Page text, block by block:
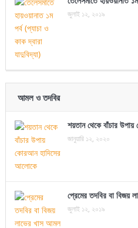
জুলাই ১২, ২০১৯
আমল ও তদবির
শয়তান থেকে বাঁচার
জানুয়ারি ১২, ২০২০
প্রেমের তদবির বা বিজয়
জুলাই ১২, ২০১৯